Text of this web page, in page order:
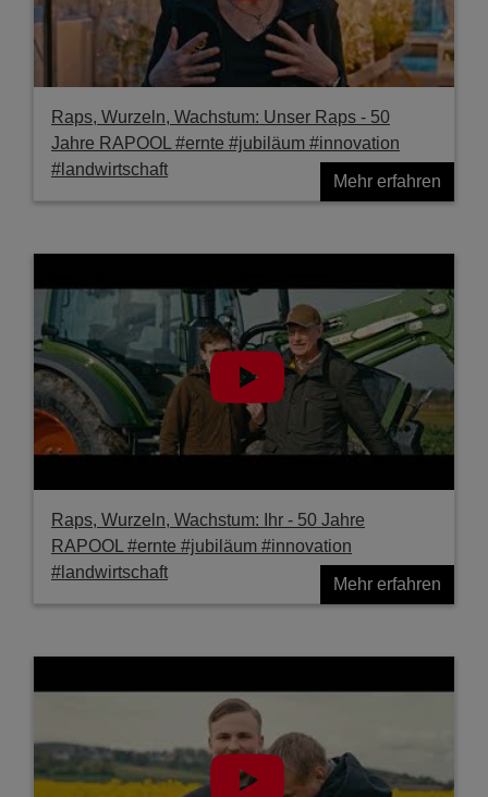
Raps, Wurzeln, Wachstum: Unser Raps - 50
Jahre RAPOOL #ernte #jubiläum #innovation
#landwirtschaft
Mehr erfahren
Raps, Wurzeln, Wachstum: Ihr - 50 Jahre
RAPOOL #ernte #jubiläum #innovation
#landwirtschaft
Mehr erfahren